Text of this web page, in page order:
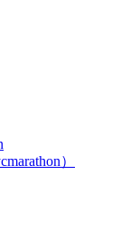
）